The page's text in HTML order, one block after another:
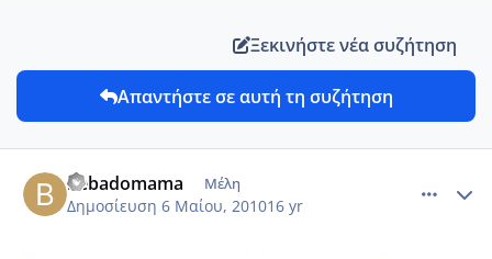
Ξεκινήστε νέα συζήτηση
Απαντήστε σε αυτή τη συζήτηση
bebadomama Μέλη
Δημοσίευση 6 Μαίου, 201016 yr